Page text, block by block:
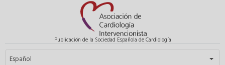
Publicación de la Sociedad Española de Cardiología
Seleccione su idioma
Español